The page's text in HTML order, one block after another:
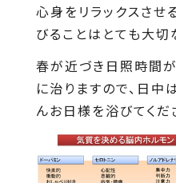
心身をリラックスさせ
びることはとても大切
春が近づき日照時間
に治りますので、日中
んお日様を浴びてくだ